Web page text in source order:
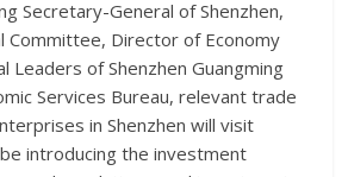
Secretary-General of Shenzhen,
Committee, Director of Economy
Leaders of Shenzhen Guangming
Services Bureau, relevant trade
in Shenzhen will visit
introducing the investment